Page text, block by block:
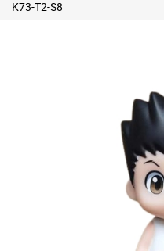
K73-T2-S8